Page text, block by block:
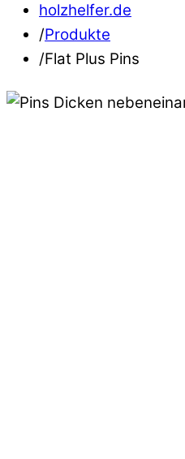
holzhelfer.de
/Produkte
/Flat Plus Pins